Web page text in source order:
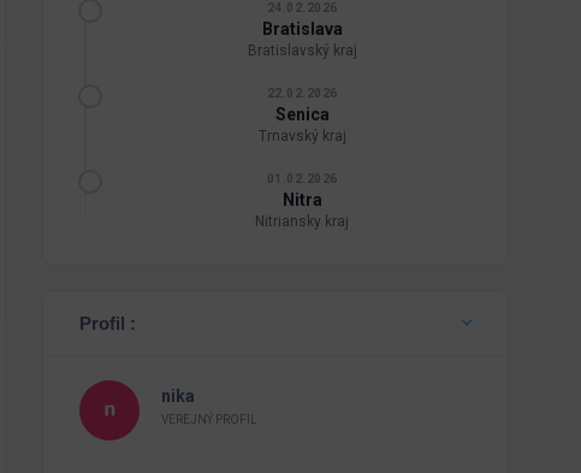
24.02.2026
Bratislava
Bratislavský kraj
22.02.2026
Senica
Trnavský kraj
01.02.2026
Nitra
Nitriansky kraj
Profil :
nika
VEREJNÝ PROFIL